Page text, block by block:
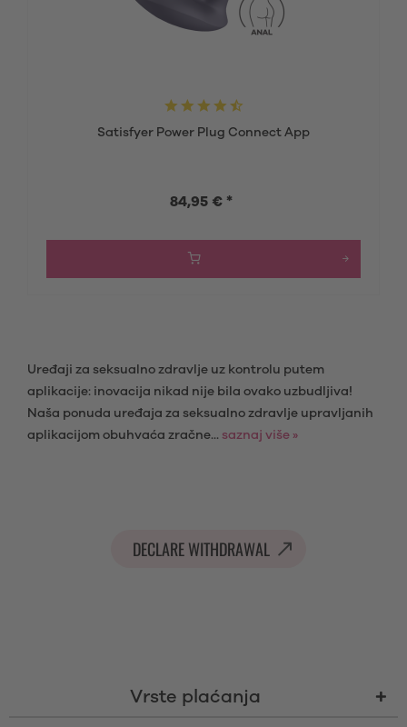
Satisfyer Power Plug Connect App
84,95 € *
Uređaji za seksualno zdravlje uz kontrolu putem
aplikacije: inovacija nikad nije bila ovako uzbudljiva!
Naša ponuda uređaja za seksualno zdravlje upravljanih
aplikacijom obuhvaća zračne... saznaj više »
DECLARE WITHDRAWAL
Vrste plaćanja